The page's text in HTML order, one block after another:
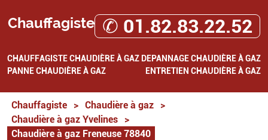
Chauffagiste ✆ 01.82.83.22.52
CHAUFFAGISTECHAUDIÈRE À GAZ DEPANNAGE CHAUDIÈRE À GAZ
PANNE CHAUDIÈRE À GAZ
ENTRETIEN CHAUDIÈRE À GAZ
Chauffagiste > Chaudière à gaz
>
Chaudière à gaz Yvelines
>
Chaudière à gaz Freneuse 78840